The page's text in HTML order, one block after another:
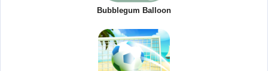
Bubblegum Balloon